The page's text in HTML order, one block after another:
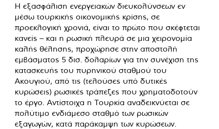
Η εξασφάλιση ενεργειακών διευκολύνσεων εν
μέσω τουρκικής οικονομικής κρίσης, σε
προεκλογική χρονιά, είναι το πρώτο που σκέφτεται
κανείς – και η ρωσική πλευρά σε μια χειρονομία
καλής θέλησης, προχώρησε στην αποστολή
εμβάσματος 5 δισ. δολαρίων για την συνέχιση της
κατασκευής του πυρηνικού σταθμού του
Ακουγιού, από τις (τελούσες υπό δυτικές
κυρώσεις) ρωσικές τράπεζες που χρηματοδοτούν
το έργο. Αντίστοιχα η Τουρκία αναδεικνύεται σε
πολύτιμο ενδιάμεσο σταθμό των ρωσικών
εξαγωγών, κατά παράκαμψη των κυρώσεων.